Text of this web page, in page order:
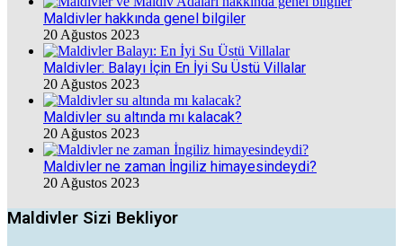
Maldivler hakkında genel bilgiler
20 Ağustos 2023
Maldivler: Balayı İçin En İyi Su Üstü Villalar
20 Ağustos 2023
Maldivler su altında mı kalacak?
20 Ağustos 2023
Maldivler ne zaman İngiliz himayesindeydi?
20 Ağustos 2023
Maldivler Sizi Bekliyor